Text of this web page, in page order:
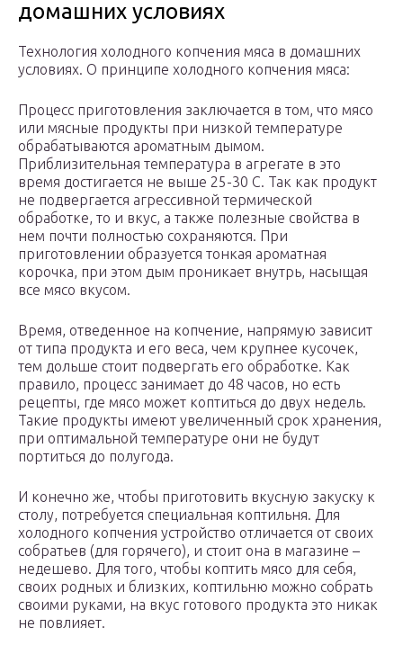
домашних условиях
Технология холодного копчения мяса в домашних
условиях. О принципе холодного копчения мяса:
Процесс приготовления заключается в том, что мясо
или мясные продукты при низкой температуре
обрабатываются ароматным дымом.
Приблизительная температура в агрегате в это
время достигается не выше 25-30 С. Так как продукт
не подвергается агрессивной термической
обработке, то и вкус, а также полезные свойства в
нем почти полностью сохраняются. При
приготовлении образуется тонкая ароматная
корочка, при этом дым проникает внутрь, насыщая
все мясо вкусом.
Время, отведенное на копчение, напрямую зависит
от типа продукта и его веса, чем крупнее кусочек,
тем дольше стоит подвергать его обработке. Как
правило, процесс занимает до 48 часов, но есть
рецепты, где мясо может коптиться до двух недель.
Такие продукты имеют увеличенный срок хранения,
при оптимальной температуре они не будут
портиться до полугода.
И конечно же, чтобы приготовить вкусную закуску к
столу, потребуется специальная коптильня. Для
холодного копчения устройство отличается от своих
собратьев (для горячего), и стоит она в магазине –
недешево. Для того, чтобы коптить мясо для себя,
своих родных и близких, коптильню можно собрать
своими руками, на вкус готового продукта это никак
не повлияет.